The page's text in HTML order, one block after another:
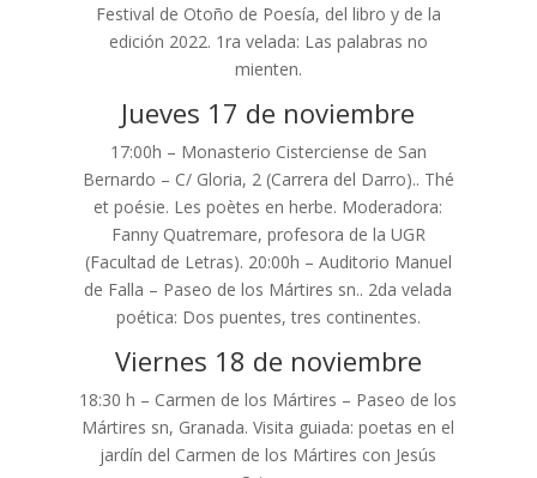
Festival de Otoño de Poesía, del libro y de la
edición 2022. 1ra velada: Las palabras no
mienten.
Jueves 17 de noviembre
17:00h – Monasterio Cisterciense de San
Bernardo – C/ Gloria, 2 (Carrera del Darro).. Thé
et poésie. Les poètes en herbe. Moderadora:
Fanny Quatremare, profesora de la UGR
(Facultad de Letras). 20:00h – Auditorio Manuel
de Falla – Paseo de los Mártires sn.. 2da velada
poética: Dos puentes, tres continentes.
Viernes 18 de noviembre
18:30 h – Carmen de los Mártires – Paseo de los
Mártires sn, Granada. Visita guiada: poetas en el
jardín del Carmen de los Mártires con Jesús